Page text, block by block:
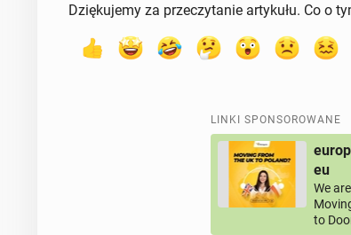
Dziękujemy za przeczytanie artykułu. Co o
LINKI SPONSOROWANE
eu
We
to